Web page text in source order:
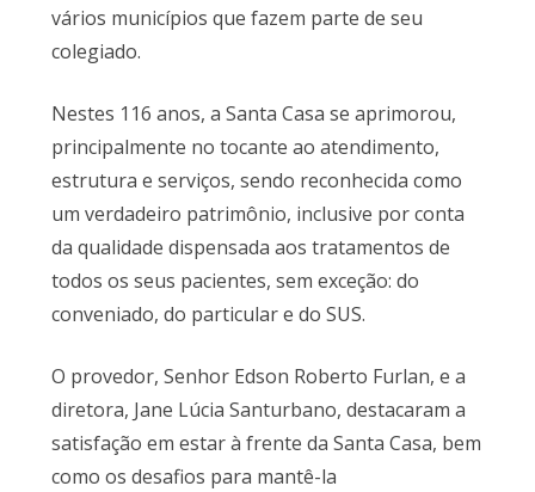
vários municípios que fazem parte de seu
colegiado.
Nestes 116 anos, a Santa Casa se aprimorou,
principalmente no tocante ao atendimento,
estrutura e serviços, sendo reconhecida como
um verdadeiro patrimônio, inclusive por conta
da qualidade dispensada aos tratamentos de
todos os seus pacientes, sem exceção: do
conveniado, do particular e do SUS.
O provedor, Senhor Edson Roberto Furlan, e a
diretora, Jane Lúcia Santurbano, destacaram a
satisfação em estar à frente da Santa Casa, bem
como os desafios para mantê-la